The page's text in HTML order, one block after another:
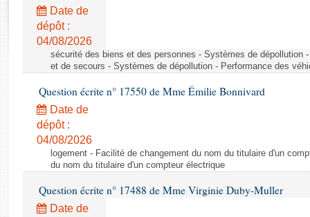
Rapports législatifs
Rapports sur l'application des lois
Baromètre de l’application des lois
Dossiers législatifs
Budget et sécurité sociale
Questions écrites et orales
Comptes rendus des débats
Date de
dépôt :
04/08/2026
sécurité des biens et des personnes - Systèmes de dépollution
et de secours - Systèmes de dépollution - Performance des
Question écrite n° 17550 de Mme Émilie Bonnivard
Date de
dépôt :
04/08/2026
logement - Facilité de changement du nom du titulaire d'un
du nom du titulaire d'un compteur électrique
Question écrite n° 17488 de Mme Virginie Duby-Muller
Date de